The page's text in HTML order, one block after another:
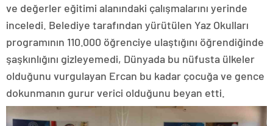
ve değerler eğitimi alanındaki çalışmalarını yerinde
inceledi. Belediye tarafından yürütülen Yaz Okulları
programının 110.000 öğrenciye ulaştığını öğrendiğinde
şaşkınlığını gizleyemedi, Dünyada bu nüfusta ülkeler
olduğunu vurgulayan Ercan bu kadar çocuğa ve gence
dokunmanın gurur verici olduğunu beyan etti.